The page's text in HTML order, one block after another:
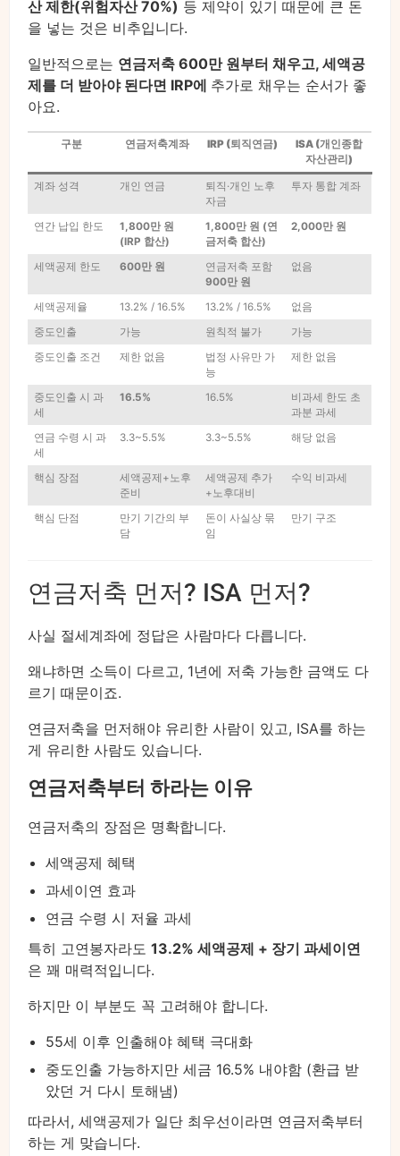
산 제한(위험자산 70%) 등 제약이 있기 때문에 큰 돈
을 넣는 것은 비추입니다.
일반적으로는 연금저축 600만 원부터 채우고, 세액공
제를 더 받아야 된다면 IRP에 추가로 채우는 순서가 좋
아요.
구분 연금저축계좌 IRP (퇴직연금)
ISA (개인종합
자산관리)
계좌 성격 개인 연금
퇴직·개인 노후
자금
투자 통합 계좌
연간 납입 한도
1,800만 원
(IRP 합산)
1,800만 원 (연
금저축 합산)
2,000만 원
세액공제 한도 600만 원
연금저축 포함
900만 원
없음
세액공제율 13.2% / 16.5% 13.2% / 16.5%
없음
중도인출
가능 원칙적 불가
가능
중도인출 조건
제한 없음
법정 사유만 가
능
제한 없음
중도인출 시 과
세
16.5% 16.5%
비과세 한도 초
과분 과세
연금 수령 시 과
세
3.3~5.5% 3.3~5.5% 해당 없음
핵심 장점
세액공제+노후
준비
세액공제 추가
+노후대비
수익 비과세
핵심 단점
만기 기간의 부
담
돈이 사실상 묶
임
만기 구조
연금저축 먼저? ISA 먼저?
사실 절세계좌에 정답은 사람마다 다릅니다.
왜냐하면 소득이 다르고, 1년에 저축 가능한 금액도 다
르기 때문이죠.
연금저축을 먼저해야 유리한 사람이 있고, ISA를 하는
게 유리한 사람도 있습니다.
연금저축부터 하라는 이유
연금저축의 장점은 명확합니다.
세액공제 혜택
과세이연 효과
연금 수령 시 저율 과세
특히 고연봉자라도 13.2% 세액공제 + 장기 과세이연
은 꽤 매력적입니다.
하지만 이 부분도 꼭 고려해야 합니다.
55세 이후 인출해야 혜택 극대화
중도인출 가능하지만 세금 16.5% 내야함 (환급 받
았던 거 다시 토해냄)
따라서, 세액공제가 일단 최우선이라면 연금저축부터
하는 게 맞습니다.